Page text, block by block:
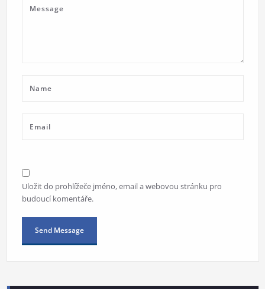
Uložit do prohlížeče jméno, email a webovou stránku pro
budoucí komentáře.